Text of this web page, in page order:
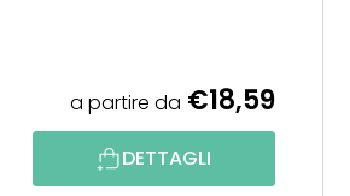
a partire da €18,59
DETTAGLI